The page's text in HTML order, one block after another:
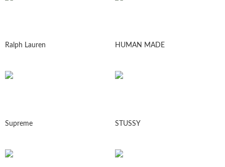
Ralph Lauren HUMAN MADE
Supreme STUSSY